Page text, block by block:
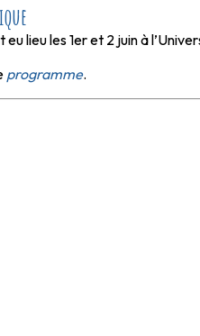
lieu les 1er et 2 juin à
programme.